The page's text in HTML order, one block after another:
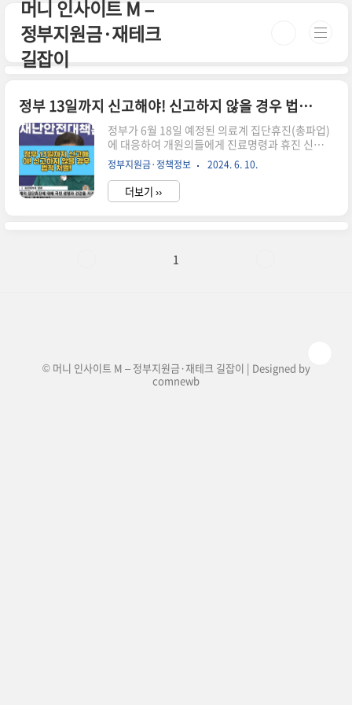
본문 바로가기
머니 인사이트 M –
정부지원금·재테크
길잡이
정부 13일까지 신고해야! 신고하지 않을 경우 법적 처벌!
정부가 6월 18일 예정된 의료계 집단휴진(총파업)
에 대응하여 개원의들에게 진료명령과 휴진 신고명
령을 발령했습니다.핵심 내용- 진료 명령: 각 지자
체는 관할 의료기관에 대해 6월 18일 당일 휴진 없
이 진료하도록 진료명령.- 휴진 신고: 6월 18일 당
일에도 휴진하려는 의료기관은 6월 13일까지 휴진
보: https://www.joongang.co.kr/article/
정부지원금·정책정보 2024. 6. 10.
더보기 ››
1
© 머니 인사이트 M – 정부지원금·재테크 길잡이 | Designed by
comnewb